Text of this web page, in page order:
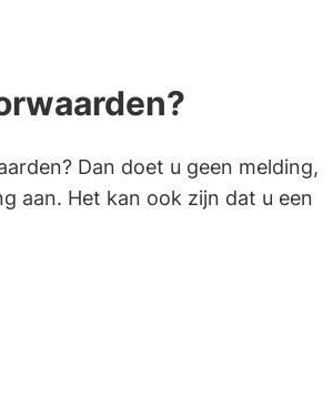
Dan doet u geen melding,
aan. Het kan ook zijn dat u een